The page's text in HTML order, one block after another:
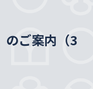
のご案内（3